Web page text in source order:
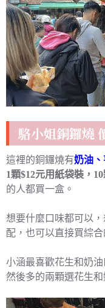
駱小姐銅鑼燒
這裡的銅鑼燒有奶油
1顆$12元用紙袋裝，
的人都買一盒。
想要什麼口味都可以
配，也可以直接買綜
小涵最喜歡花生和奶
然後多的兩顆選花生和